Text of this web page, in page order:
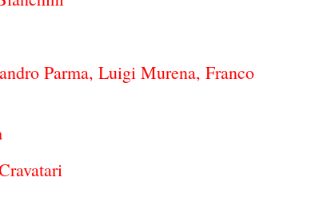
Parma, Luigi Murena, Franco